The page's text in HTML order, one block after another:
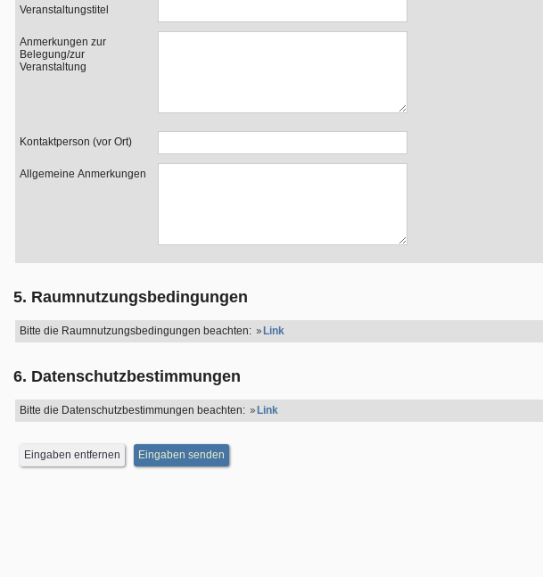
Veranstaltungstitel
Anmerkungen zur
Belegung/zur
Veranstaltung
Kontaktperson (vor Ort)
Allgemeine Anmerkungen
5. Raumnutzungsbedingungen
Bitte die Raumnutzungsbedingungen beachten: Link
6. Datenschutzbestimmungen
Bitte die Datenschutzbestimmungen beachten: Link